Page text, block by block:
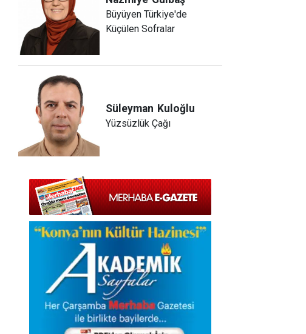
Büyüyen Türkiye'de
Küçülen Sofralar
Süleyman Kuloğlu
Yüzsüzlük Çağı